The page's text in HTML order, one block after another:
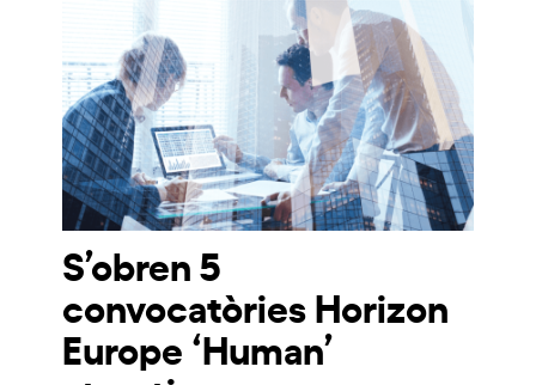
S’obren 5
convocatòries Horizon
Europe ‘Human’